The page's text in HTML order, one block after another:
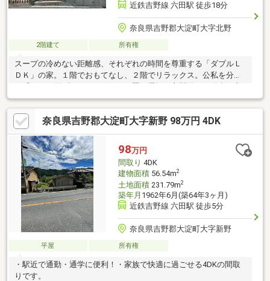
近鉄吉野線 六田駅 徒歩18分
奈良県吉野郡大淀町大字北野
2階建て 所有権
スープの冷めない距離感、それぞれの時間を尊重する「ダブルＬ
ＤＫ」の家。１階でおもてなし、２階でリラックス。公私を分け
好・２面バルコニー。
奈良県吉野郡大淀町大字新野 98万円 4DK
98万円
間取り 4DK
建物面積56.54m2
土地面積231.79m2
築年月 1962年6月(築64年3ヶ月)
近鉄吉野線 六田駅 徒歩5分
奈良県吉野郡大淀町大字新野
平屋 所有権
・駅近で通勤・通学に便利！・家族で快適に過ごせる4DKの間取
りです。